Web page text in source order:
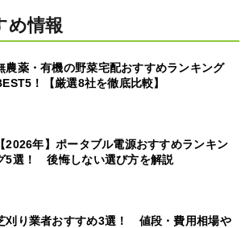
め情報
農薬・有機の野菜宅配おすすめランキング
！【厳選8社を徹底比較】
【2026年】ポータブル電源おすすめランキン
5選！ 後悔しない選び方を解説
刈り業者おすすめ3選！ 値段・費用相場や